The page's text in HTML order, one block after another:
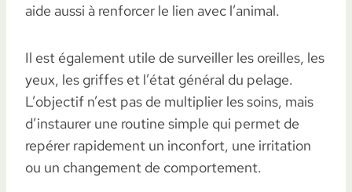
aide aussi à renforcer le lien avec l’animal.
Il est également utile de surveiller les oreilles, les
yeux, les griffes et l’état général du pelage.
L’objectif n’est pas de multiplier les soins, mais
d’instaurer une routine simple qui permet de
repérer rapidement un inconfort, une irritation
ou un changement de comportement.